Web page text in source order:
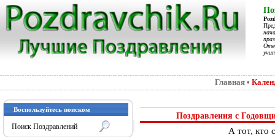
Главная •
Воспользуйтесь поиском
Поздравления с
А тот, кто